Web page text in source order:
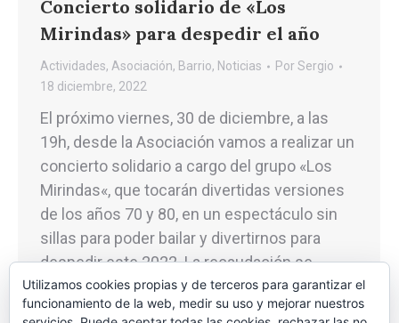
Concierto solidario de «Los
Mirindas» para despedir el año
Actividades, Asociación, Barrio, Noticias PorSergio
18 diciembre, 2022
El próximo viernes, 30 de diciembre, a las
19h, desde la Asociación vamos a realizar un
concierto solidario a cargo del grupo «Los
Mirindas«, que tocarán divertidas versiones
de los años 70 y 80, en un espectáculo sin
sillas para poder bailar y divertirnos para
despedir este 2022. La recaudación se
destinará al proyecto solidario…
Utilizamos cookies propias y de terceros para garantizar el
funcionamiento de la web, medir su uso y mejorar nuestros